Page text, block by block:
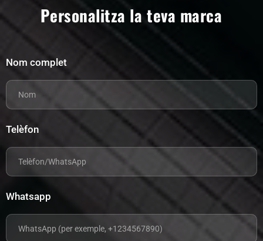
Personalitza la teva marca
Nom complet
Telèfon
Whatsapp